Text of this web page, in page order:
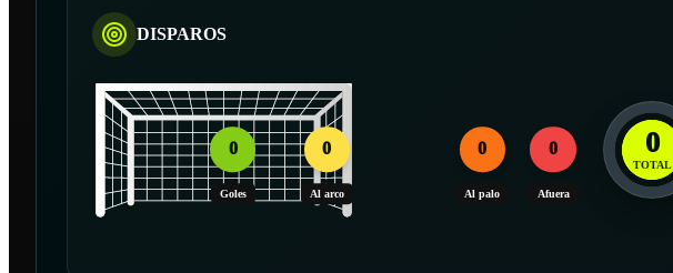
DISPAROS
0
Goles
0
Al arco
0
Al palo
0
Afuera
0
TOTAL